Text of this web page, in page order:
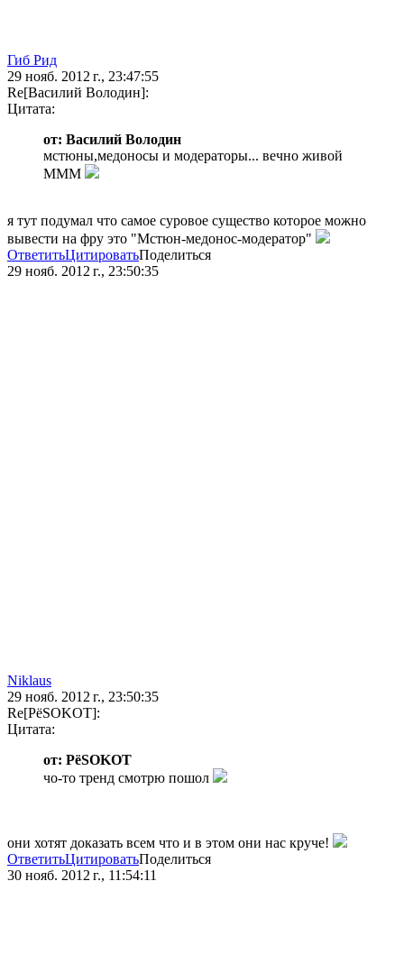
Гиб Рид
29 нояб. 2012 г., 23:47:55
Re[Василий Володин]:
Цитата:
от: Василий Володин
мстюны,медоносы и модераторы... вечно живой
МММ
я тут подумал что самое суровое существо которое можно
вывести на фру это "Мстюн-медонос-модератор"
ОтветитьЦитироватьПоделиться
29 нояб. 2012 г., 23:50:35
Niklaus
29 нояб. 2012 г., 23:50:35
Re[PёSOKOT]:
Цитата:
от: PёSOKOT
чо-то тренд смотрю пошол
они хотят доказать всем что и в этом они нас круче!
ОтветитьЦитироватьПоделиться
30 нояб. 2012 г., 11:54:11